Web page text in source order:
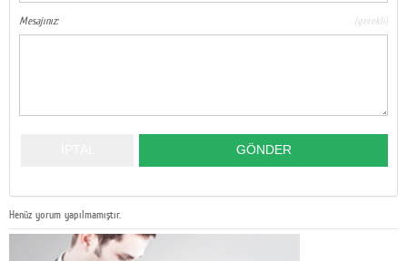
Mesajınız: (gerekli)
Henüz yorum yapılmamıştır.